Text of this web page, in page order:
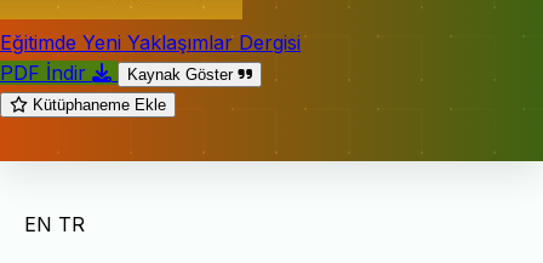
Eğitimde Yeni Yaklaşımlar Dergisi
PDF İndir
Kaynak Göster
Kütüphaneme Ekle
EN TR